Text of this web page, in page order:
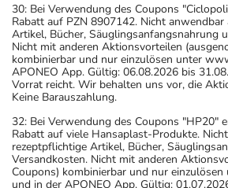
30: Bei Verwendung des Coupons
Rabatt auf PZN 8907142. Nicht
Artikel, Bücher, Säuglingsanfangsnahrung
Nicht mit anderen Aktionsvorteilen
kombinierbar und nur einzulösen unter
APONEO App. Gültig: 06.08.2026 bis
Vorrat reicht. Wir behalten uns vor, die
Keine Barauszahlung.
32: Bei Verwendung des Coupons "HP20"
Rabatt auf viele Hansaplast-Produkte.
rezeptpflichtige Artikel, Bücher,
Versandkosten. Nicht mit anderen
Coupons) kombinierbar und nur
und in der APONEO App. Gültig: